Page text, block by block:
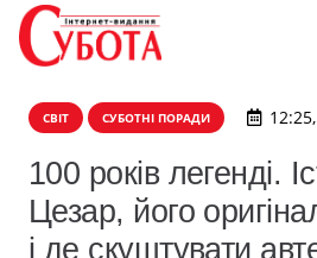
СВІТ СУБОТНІ ПОРАДИ
100 років легенді.
Цезар, його
і де скуштувати